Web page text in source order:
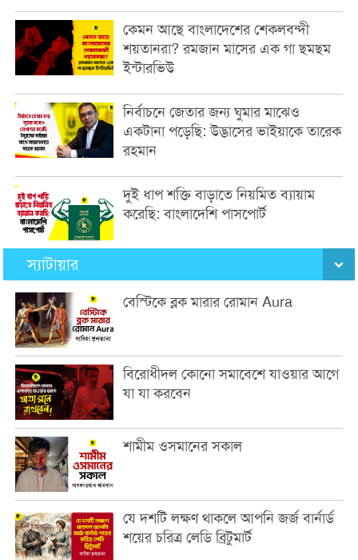
কেমন আছে বাংলাদেশের শেকলবন্দী
শয়তানরা? রমজান মাসের এক গা ছমছম
ইন্টারভিউ
নির্বাচনে জেতার জন্য ঘুমার মাঝেও
একটানা পড়েছি: উদ্ভাসের ভাইয়াকে তারেক
রহমান
দুই ধাপ শক্তি বাড়াতে নিয়মিত ব্যায়াম
করেছি: বাংলাদেশি পাসপোর্ট
স্যাটায়ার
বেস্টিকে ব্লক মারার রোমান Aura
বিরোধীদল কোনো সমাবেশে যাওয়ার আগে
যা যা করবেন
শামীম ওসমানের সকাল
যে দশটি লক্ষণ থাকলে আপনি জর্জ বার্নার্ড
শয়ের চরিত্র লেডি ব্রিটুমার্ট